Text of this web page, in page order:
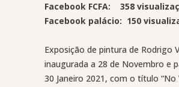
Facebook FCFA: 358
Facebook palácio: 150
Exposição de pintura de Rodrigo
inaugurada a 28 de Novembro e
30 Janeiro 2021, com o título “No